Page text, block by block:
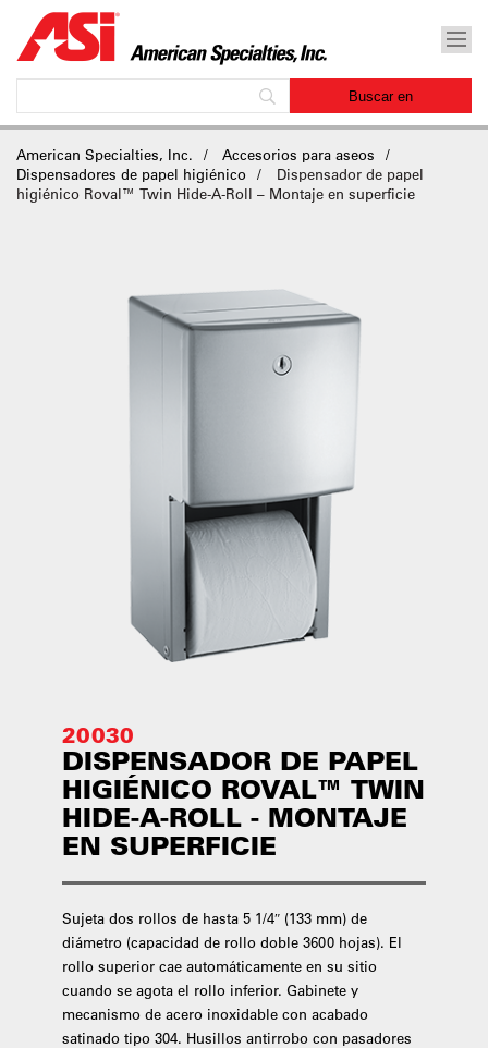
American Specialties, Inc.
Accesorios para aseos
Dispensadores de papel higiénico
Dispensador de papel
higiénico Roval™ Twin Hide-A-Roll – Montaje en superficie
20030
DISPENSADOR DE PAPEL
HIGIÉNICO ROVAL™ TWIN
HIDE-A-ROLL - MONTAJE
EN SUPERFICIE
Sujeta dos rollos de hasta 5 1/4″ (133 mm) de
diámetro (capacidad de rollo doble 3600 hojas). El
rollo superior cae automáticamente en su sitio
cuando se agota el rollo inferior. Gabinete y
mecanismo de acero inoxidable con acabado
satinado tipo 304. Husillos antirrobo con pasadores